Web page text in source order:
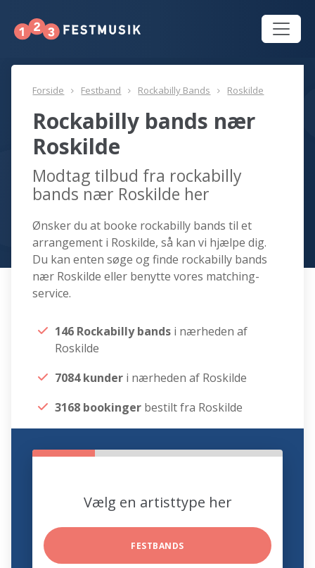
Forside Festband Rockabilly Bands Roskilde
Rockabilly bands nær
Roskilde
Modtag tilbud fra rockabilly
bands nær Roskilde her
Ønsker du at booke rockabilly bands til et
arrangement i Roskilde, så kan vi hjælpe dig.
Du kan enten søge og finde rockabilly bands
nær Roskilde eller benytte vores matching-
service.
146 Rockabilly bands i nærheden af
Roskilde
7084 kunder i nærheden af Roskilde
3168 bookinger bestilt fra Roskilde
Vælg en artisttype her
FESTBANDS